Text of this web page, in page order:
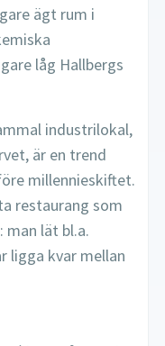
ägt rum i
låg Hallbergs
industrilokal,
är en trend
millennieskiftet.
restaurang som
man lät bl.a.
ligga kvar mellan